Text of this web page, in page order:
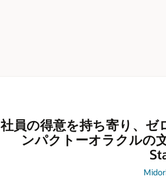
社員の得意を持ち寄り、ゼ
ンパクトーオラクルの